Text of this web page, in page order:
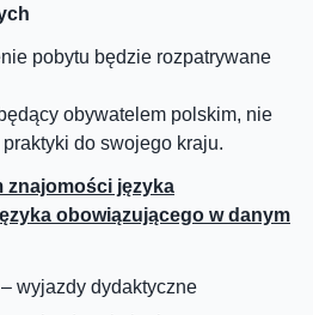
pobytu będzie rozpatrywane
obywatelem polskim, nie
do swojego kraju.
znajomości języka
obowiązującego w danym
wyjazdy dydaktyczne